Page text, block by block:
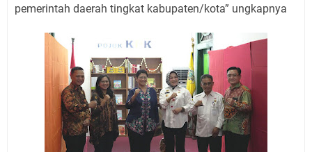
pemerintah daerah tingkat kabupaten/kota” ungkapnya